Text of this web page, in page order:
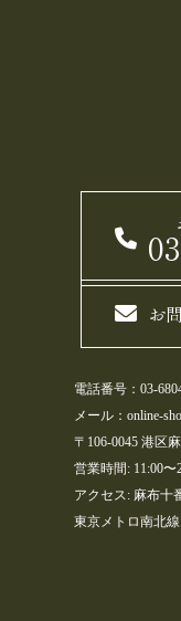
お
電話番号：03-
メール：online-
〒106-0045 港区
営業時間: 11:00〜
アクセス: 麻布十
東京メトロ南北